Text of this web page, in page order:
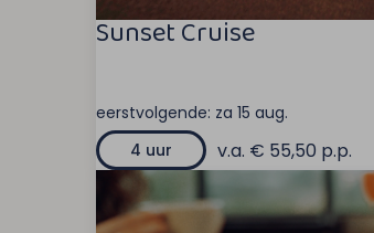
Sunset Cruise
eerstvolgende: za 15 aug.
4 uur
v.a. € 55,50 p.p.